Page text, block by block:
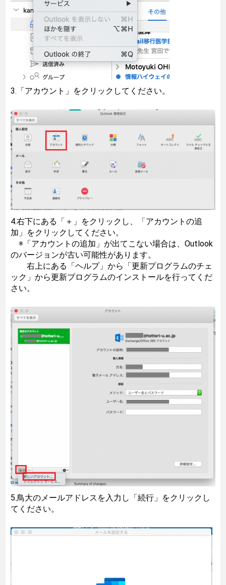
3.「アカウント」をクリックしてください。
4.右下にある「＋」をクリックし、「アカウントの追
加」をクリックしてください。
※「アカウントの追加」が出てこない場合は、Outlook
のバージョンが古い可能性があります。
右上にある「ヘルプ」から「更新プログラムのチェ
ック」から更新プログラムのインストールを行ってくだ
さい。
5.鳥大のメールアドレスを入力し「続行」をクリックし
てください。